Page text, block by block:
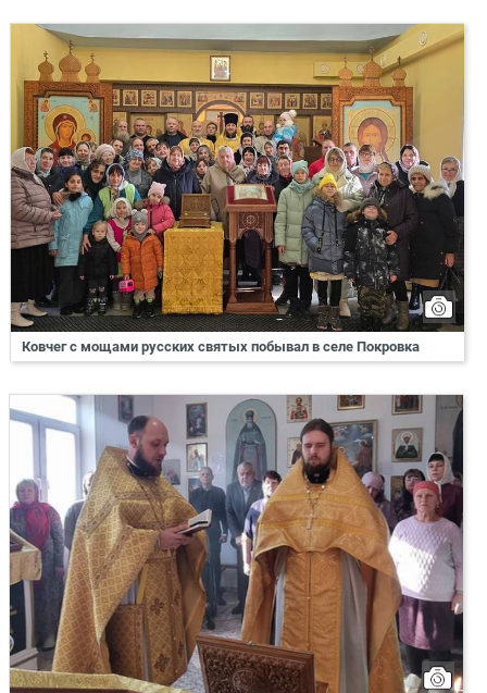
Ковчег с мощами русских святых побывал в селе Покровка